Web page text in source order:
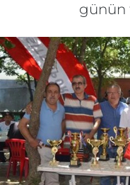
günün
Gizlilik
İletişim
Künye
Topluluk
Yayın İlkeleri